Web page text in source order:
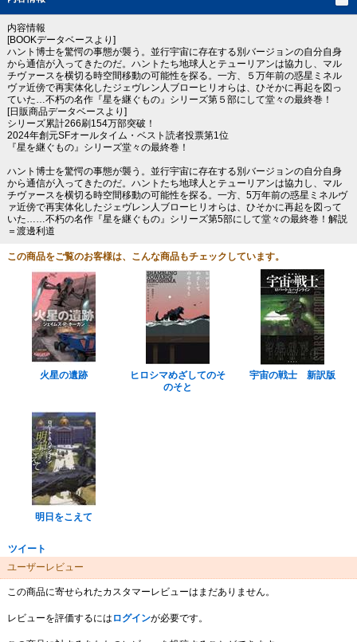
内容情報
[BOOKデータベースより]
ハント博士を驚愕の事態が襲う。並行宇宙に存在する別バージョンの自分自身
から通信が入ってきたのだ。ハントたち地球人とテューリアンは協力し、マル
チヴァースを横切る時空間移動の可能性を探る。一方、５万年前の惑星ミネル
ヴァ近傍で再実体化したジェヴレン人ブローヒリオらは、ひそかに再起を図っ
ていた…不朽の名作『星を継ぐもの』シリーズ第５部にして堂々の最終巻！
[日販商品データベースより]
シリーズ累計266刷154万部突破！
2024年創元SFオールタイム・ベスト読者投票第1位
『星を継ぐもの』シリーズ堂々の最終巻！
ハント博士を驚愕の事態が襲う。並行宇宙に存在する別バージョンの自分自身
から通信が入ってきたのだ。ハントたち地球人とテューリアンは協力し、マル
チヴァースを横切る時空間移動の可能性を探る。一方、5万年前の惑星ミネルヴ
ァ近傍で再実体化したジェヴレン人ブローヒリオらは、ひそかに再起を図って
いた……不朽の名作『星を継ぐもの』シリーズ第5部にして堂々の最終巻！解説
＝渡邊利道
この商品をご覧のお客様は、こんな商品もチェックしています。
火星の遺跡
ヒロシマめざしてのそ
のそと
宇宙の戦士 新訳版
明日をこえて
ツイート
ユーザーレビュー
この商品に寄せられたカスタマーレビューはまだありません。
レビューを評価するには ログインが必要です。